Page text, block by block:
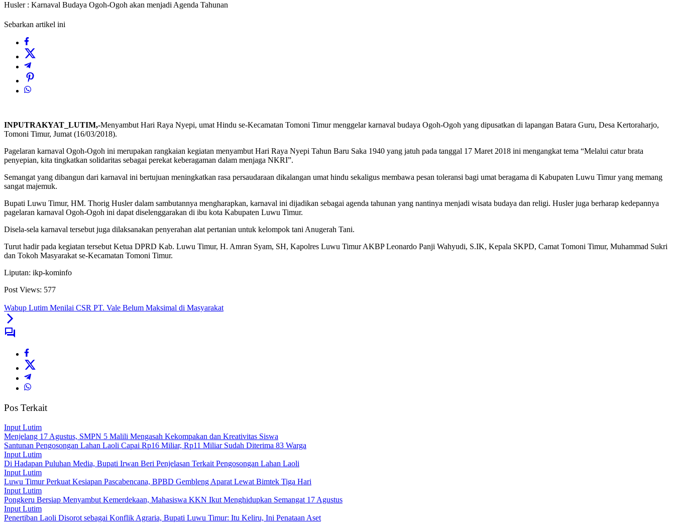
Husler : Karnaval Budaya Ogoh-Ogoh akan menjadi Agenda Tahunan
Sebarkan artikel ini
INPUTRAKYAT_LUTIM,-Menyambut Hari Raya Nyepi, umat Hindu se-Kecamatan Tomoni Timur menggelar karnaval budaya Ogoh-Ogoh yang dipusatkan di lapangan Batara Guru, Desa Kertoraharjo,
Tomoni Timur, Jumat (16/03/2018).
Pagelaran karnaval Ogoh-Ogoh ini merupakan rangkaian kegiatan menyambut Hari Raya Nyepi Tahun Baru Saka 1940 yang jatuh pada tanggal 17 Maret 2018 ini mengangkat tema “Melalui catur brata
penyepian, kita tingkatkan solidaritas sebagai perekat keberagaman dalam menjaga NKRI”.
Semangat yang dibangun dari karnaval ini bertujuan meningkatkan rasa persaudaraan dikalangan umat hindu sekaligus membawa pesan toleransi bagi umat beragama di Kabupaten Luwu Timur yang memang
sangat majemuk.
Bupati Luwu Timur, HM. Thorig Husler dalam sambutannya mengharapkan, karnaval ini dijadikan sebagai agenda tahunan yang nantinya menjadi wisata budaya dan religi. Husler juga berharap kedepannya
pagelaran karnaval Ogoh-Ogoh ini dapat diselenggarakan di ibu kota Kabupaten Luwu Timur.
Disela-sela karnaval tersebut juga dilaksanakan penyerahan alat pertanian untuk kelompok tani Anugerah Tani.
Turut hadir pada kegiatan tersebut Ketua DPRD Kab. Luwu Timur, H. Amran Syam, SH, Kapolres Luwu Timur AKBP Leonardo Panji Wahyudi, S.IK, Kepala SKPD, Camat Tomoni Timur, Muhammad Sukri
dan Tokoh Masyarakat se-Kecamatan Tomoni Timur.
Liputan: ikp-kominfo
Post Views: 577
Wabup Lutim Menilai CSR PT. Vale Belum Maksimal di Masyarakat
Pos Terkait
Input Lutim
Menjelang 17 Agustus, SMPN 5 Malili Mengasah Kekompakan dan Kreativitas Siswa
Santunan Pengosongan Lahan Laoli Capai Rp16 Miliar, Rp11 Miliar Sudah Diterima 83 Warga
Input Lutim
Di Hadapan Puluhan Media, Bupati Irwan Beri Penjelasan Terkait Pengosongan Lahan Laoli
Input Lutim
Luwu Timur Perkuat Kesiapan Pascabencana, BPBD Gembleng Aparat Lewat Bimtek Tiga Hari
Input Lutim
Pongkeru Bersiap Menyambut Kemerdekaan, Mahasiswa KKN Ikut Menghidupkan Semangat 17 Agustus
Input Lutim
Penertiban Laoli Disorot sebagai Konflik Agraria, Bupati Luwu Timur: Itu Keliru, Ini Penataan Aset